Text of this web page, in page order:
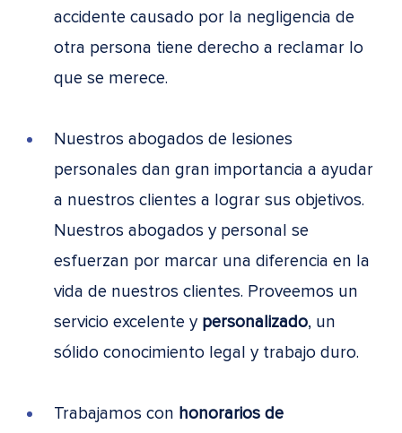
accidente causado por la negligencia de
otra persona tiene derecho a reclamar lo
que se merece.
Nuestros abogados de lesiones
personales dan gran importancia a ayudar
a nuestros clientes a lograr sus objetivos.
Nuestros abogados y personal se
esfuerzan por marcar una diferencia en la
vida de nuestros clientes. Proveemos un
servicio excelente y personalizado, un
sólido conocimiento legal y trabajo duro.
Trabajamos con honorarios de